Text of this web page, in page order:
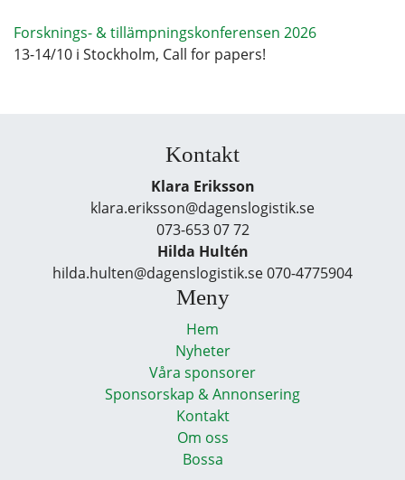
Forsknings- & tillämpningskonferensen 2026
13-14/10 i Stockholm, Call for papers!
Kontakt
Klara Eriksson
klara.eriksson@dagenslogistik.se
073-653 07 72
Hilda Hultén
hilda.hulten@dagenslogistik.se 070-4775904
Meny
Hem
Nyheter
Våra sponsorer
Sponsorskap & Annonsering
Kontakt
Om oss
Bossa